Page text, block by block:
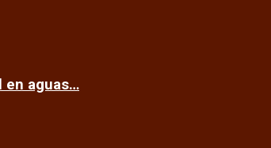
en aguas…